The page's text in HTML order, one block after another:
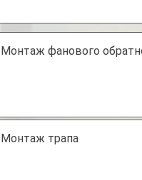
Монтаж фанового
Монтаж трапа